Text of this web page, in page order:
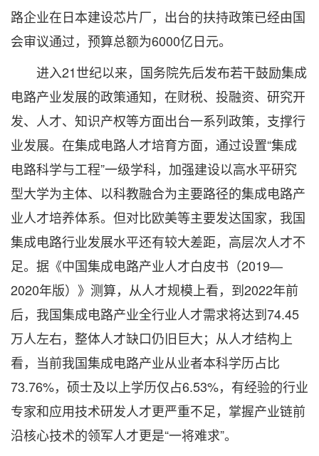
路企业在日本建设芯片厂，出台的扶持政策已经由国
会审议通过，预算总额为6000亿日元。
进入21世纪以来，国务院先后发布若干鼓励集成
电路产业发展的政策通知，在财税、投融资、研究开
发、人才、知识产权等方面出台一系列政策，支撑行
业发展。在集成电路人才培育方面，通过设置“集成
电路科学与工程”一级学科，加强建设以高水平研究
型大学为主体、以科教融合为主要路径的集成电路产
业人才培养体系。但对比欧美等主要发达国家，我国
集成电路行业发展水平还有较大差距，高层次人才不
足。据《中国集成电路产业人才白皮书（2019—
2020年版）》测算，从人才规模上看，到2022年前
后，我国集成电路产业全行业人才需求将达到74.45
万人左右，整体人才缺口仍旧巨大；从人才结构上
看，当前我国集成电路产业从业者本科学历占比
73.76%，硕士及以上学历仅占6.53%，有经验的行业
专家和应用技术研发人才更严重不足，掌握产业链前
沿核心技术的领军人才更是“一将难求”。